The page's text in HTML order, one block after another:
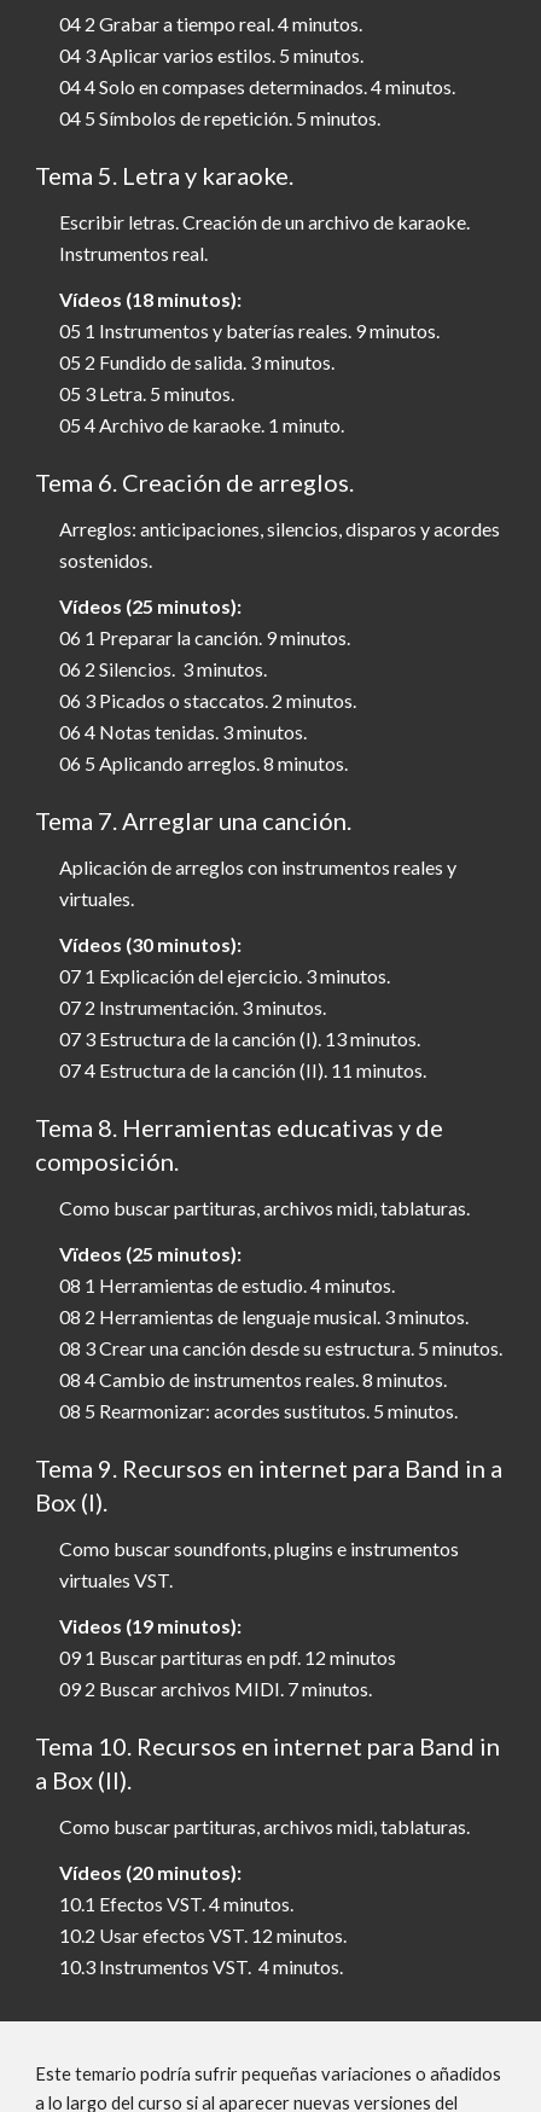
04 2 Grabar a tiempo real. 4 minutos.
04 3 Aplicar varios estilos. 5 minutos.
04 4 Solo en compases determinados. 4 minutos.
04 5 Símbolos de repetición. 5 minutos.
Tema 5. Letra y karaoke.
Escribir letras. Creación de un archivo de karaoke.
Instrumentos real.
Vídeos (18 minutos):
05 1 Instrumentos y baterías reales. 9 minutos.
05 2 Fundido de salida. 3 minutos.
05 3 Letra. 5 minutos.
05 4 Archivo de karaoke. 1 minuto.
Tema 6. Creación de arreglos.
Arreglos: anticipaciones, silencios, disparos y acordes
sostenidos.
Vídeos (25 minutos):
06 1 Preparar la canción. 9 minutos.
06 2 Silencios. 3 minutos.
06 3 Picados o staccatos. 2 minutos.
06 4 Notas tenidas. 3 minutos.
06 5 Aplicando arreglos. 8 minutos.
Tema 7. Arreglar una canción.
Aplicación de arreglos con instrumentos reales y
virtuales.
Vídeos (30 minutos):
07 1 Explicación del ejercicio. 3 minutos.
07 2 Instrumentación. 3 minutos.
07 3 Estructura de la canción (I). 13 minutos.
07 4 Estructura de la canción (II). 11 minutos.
Tema 8. Herramientas educativas y de
composición.
Como buscar partituras, archivos midi, tablaturas.
Vïdeos (25 minutos):
08 1 Herramientas de estudio. 4 minutos.
08 2 Herramientas de lenguaje musical. 3 minutos.
08 3 Crear una canción desde su estructura. 5 minutos.
08 4 Cambio de instrumentos reales. 8 minutos.
08 5 Rearmonizar: acordes sustitutos. 5 minutos.
Tema 9. Recursos en internet para Band in a
Box (I).
Como buscar soundfonts, plugins e instrumentos
virtuales VST.
Videos (19 minutos):
09 1 Buscar partituras en pdf. 12 minutos
09 2 Buscar archivos MIDI. 7 minutos.
Tema 10. Recursos en internet para Band in
a Box (II).
Como buscar partituras, archivos midi, tablaturas.
Vídeos (20 minutos):
10.1 Efectos VST. 4 minutos.
10.2 Usar efectos VST. 12 minutos.
10.3 Instrumentos VST. 4 minutos.
Este temario podría sufrir pequeñas variaciones o añadidos
a lo largo del curso si al aparecer nuevas versiones del